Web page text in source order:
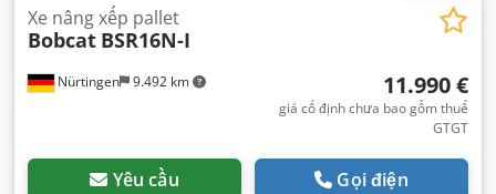
Nürtingen 9.492 km
Xe nâng xếp pallet
Bobcat BSR16N-I
11.990 €
giá cố định chưa bao gồm thuế
GTGT
Yêu cầu Gọi điện